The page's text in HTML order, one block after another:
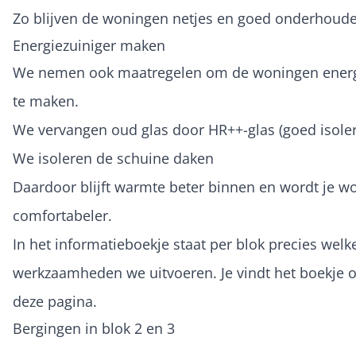
Zo blijven de woningen netjes en goed
Energiezuiniger maken
We nemen ook maatregelen om de woningen
te maken.
We vervangen oud glas door HR++-glas (goed
We isoleren de schuine daken
Daardoor blijft warmte beter binnen en wordt je
comfortabeler.
In het informatieboekje staat per blok precies
werkzaamheden we uitvoeren. Je vindt het boekje
deze pagina.
Bergingen in blok 2 en 3